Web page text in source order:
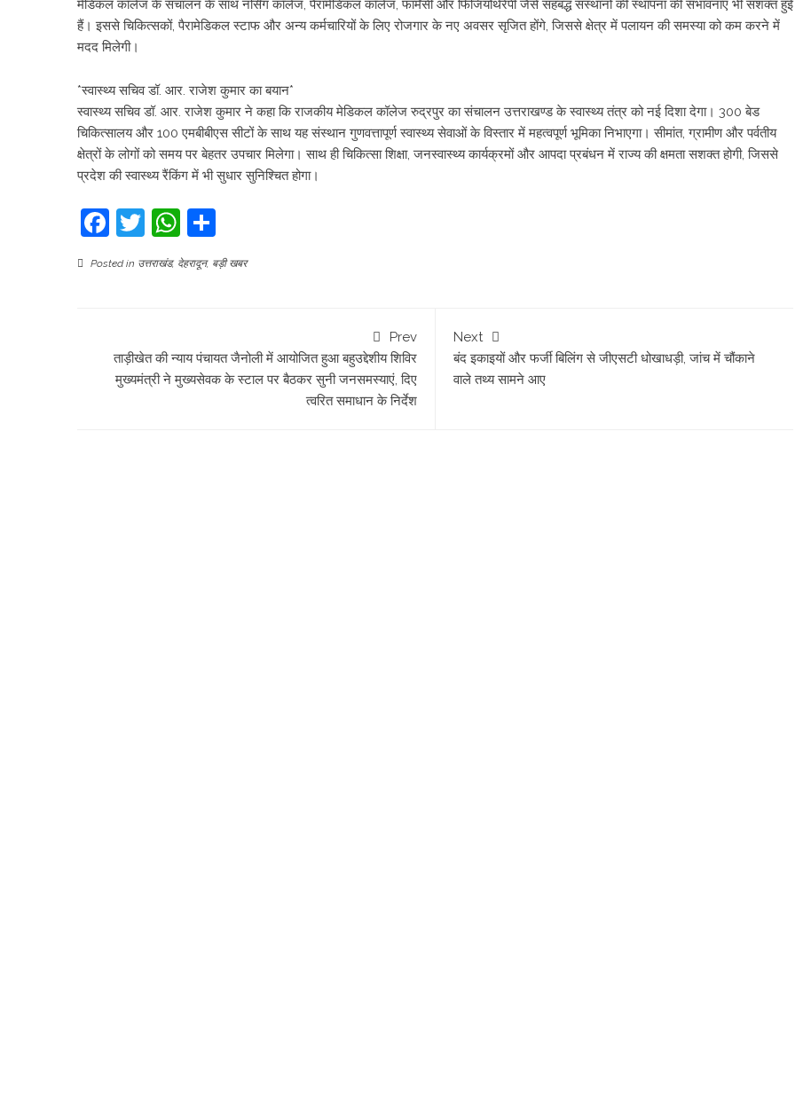
मेडिकल कॉलेज के संचालन के साथ नर्सिंग कॉलेज, पैरामेडिकल कॉलेज, फार्मेसी और फिजियोथेरेपी जैसे सहबद्ध संस्थानों की स्थापना की संभावनाएं भी सशक्त हुई
हैं। इससे चिकित्सकों, पैरामेडिकल स्टाफ और अन्य कर्मचारियों के लिए रोजगार के नए अवसर सृजित होंगे, जिससे क्षेत्र में पलायन की समस्या को कम करने में
मदद मिलेगी।
*स्वास्थ्य सचिव डॉ. आर. राजेश कुमार का बयान*
स्वास्थ्य सचिव डॉ. आर. राजेश कुमार ने कहा कि राजकीय मेडिकल कॉलेज रुद्रपुर का संचालन उत्तराखण्ड के स्वास्थ्य तंत्र को नई दिशा देगा। 300 बेड
चिकित्सालय और 100 एमबीबीएस सीटों के साथ यह संस्थान गुणवत्तापूर्ण स्वास्थ्य सेवाओं के विस्तार में महत्वपूर्ण भूमिका निभाएगा। सीमांत, ग्रामीण और पर्वतीय
क्षेत्रों के लोगों को समय पर बेहतर उपचार मिलेगा। साथ ही चिकित्सा शिक्षा, जनस्वास्थ्य कार्यक्रमों और आपदा प्रबंधन में राज्य की क्षमता सशक्त होगी, जिससे
प्रदेश की स्वास्थ्य रैंकिंग में भी सुधार सुनिश्चित होगा।
Facebook
TwitterWhatsApp
Posted in उत्तराखंड, देहरादून, बड़ी खबर
Prev
ताड़ीखेत की न्याय पंचायत जैनोली में आयोजित हुआ बहुउद्देशीय शिविर
मुख्यमंत्री ने मुख्यसेवक के स्टाल पर बैठकर सुनी जनसमस्याएं, दिए
त्वरित समाधान के निर्देश
Next
बंद इकाइयों और फर्जी बिलिंग से जीएसटी धोखाधड़ी, जांच में चौंकाने
वाले तथ्य सामने आए